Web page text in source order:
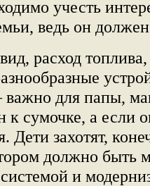
учесть
ведь он
расход топлива,
важно для папы,
к сумочке, а если
Дети захотят,
должно быть
и